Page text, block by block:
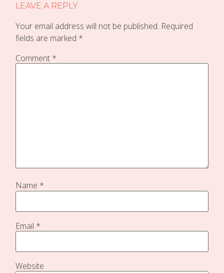
LEAVE A REPLY
Your email address will not be published. Required
fields are marked *
Comment *
Name *
Email *
Website